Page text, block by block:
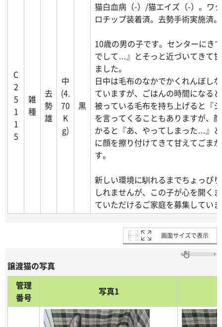
C
2
5
1
1
5
雑
種
去
勢
雄
中
(4.
70
K
g)
黒
猫白血病（-）/猫エイズ（-）。ワ
ロチップ装着済。去勢手術実施済。
10歳の男の子です。センターにき
でして…』とそっと近づいてきて
ました。
日中は毛布のなかでかくれんぼし
ていますが、ごはんの時間になる
被っている毛布を持ち上げると『
を言ってくることもありますが、
かると『あ、やってしまった…』
に顔を擦り付けてきて甘えてごま
す。
新しい環境に馴れるまでちょっぴ
しれませんが、この子が心を開く
ていただけるご家庭を募集してい
画面サイズで表示
譲渡猫の写真
管理
番号
写真1